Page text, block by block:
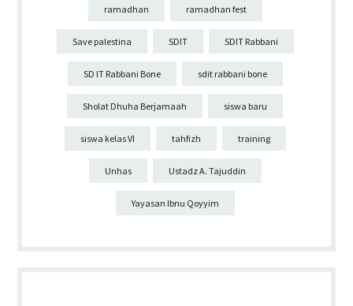
ramadhan ramadhan fest
Save palestina SDIT SDIT Rabbani
SD IT Rabbani Bone sdit rabbani bone
Sholat Dhuha Berjamaah siswa baru
siswa kelas VI tahfizh training
Unhas Ustadz A. Tajuddin
Yayasan Ibnu Qoyyim